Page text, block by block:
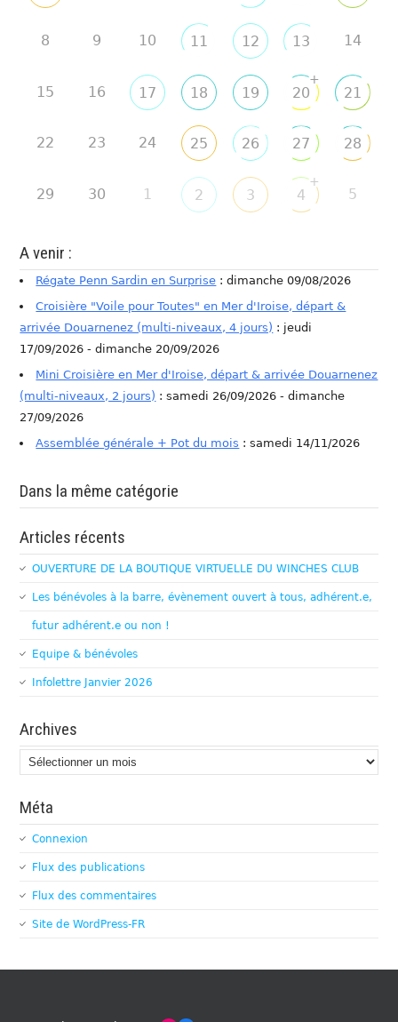
8 9 10 11 12 13 14
15 16 17 18 19 20
+
21
22 23 24 25 26 27 28
29 30 1 2 3 4
+
5
A venir :
Régate Penn Sardin en Surprise : dimanche 09/08/2026
Croisière "Voile pour Toutes" en Mer d'Iroise, départ &
arrivée Douarnenez (multi-niveaux, 4 jours) : jeudi
17/09/2026 - dimanche 20/09/2026
Mini Croisière en Mer d'Iroise, départ & arrivée Douarnenez
(multi-niveaux, 2 jours) : samedi 26/09/2026 - dimanche
27/09/2026
Assemblée générale + Pot du mois : samedi 14/11/2026
Dans la même catégorie
Articles récents
OUVERTURE DE LA BOUTIQUE VIRTUELLE DU WINCHES CLUB
Les bénévoles à la barre, évènement ouvert à tous, adhérent.e,
futur adhérent.e ou non !
Equipe & bénévoles
Infolettre Janvier 2026
Archives
Archives
Méta
Connexion
Flux des publications
Flux des commentaires
Site de WordPress-FR